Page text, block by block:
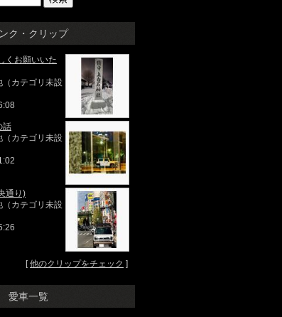
ク・クリップ
くお願いいた
（カテゴリ未設
話
（カテゴリ未設
通り)
（カテゴリ未設
[他のクリップをチェック ]
愛車一覧